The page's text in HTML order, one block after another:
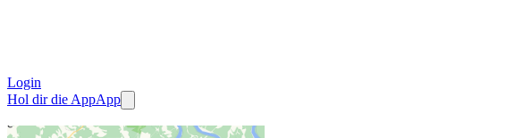
Login
Hol dir die AppApp